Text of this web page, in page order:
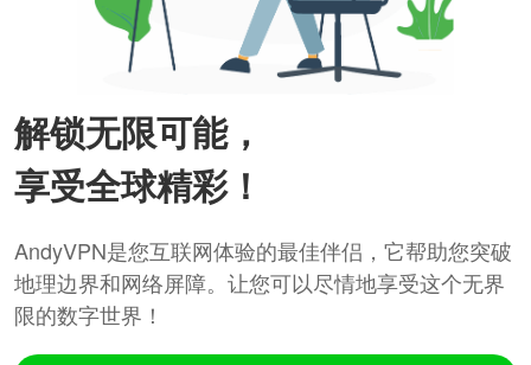
解锁无限可能，
享受全球精彩！
AndyVPN是您互联网体验的最佳伴侣，它帮助您突破
地理边界和网络屏障。让您可以尽情地享受这个无界
限的数字世界！